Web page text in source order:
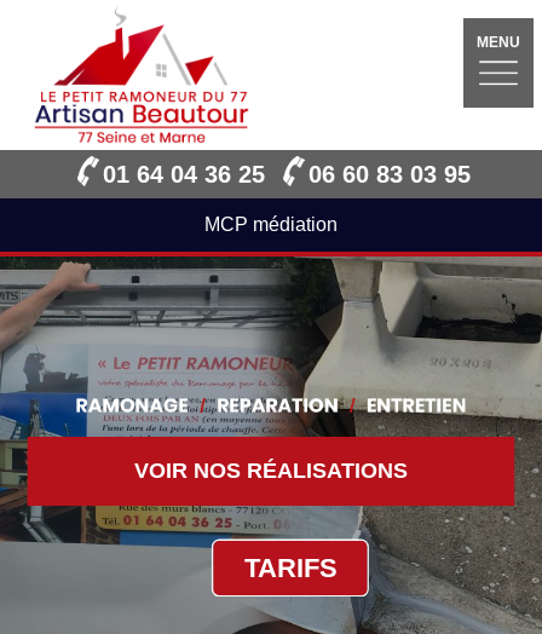
MENU
01 64 04 36 25 06 60 83 03 95
MCP médiation
VOIR NOS RÉALISATIONS
TARIFS